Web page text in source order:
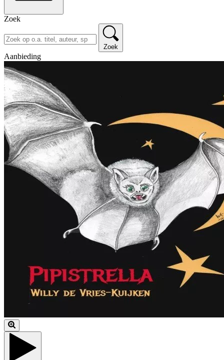
Zoek
Zoek
Aanbieding